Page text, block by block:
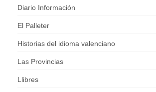
Diario Información
El Palleter
Historias del idioma valenciano
Las Provincias
Llibres